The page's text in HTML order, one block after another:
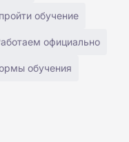
обучение
официально
обучения